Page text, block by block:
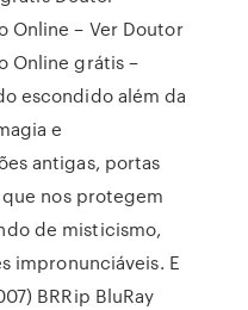
Online – Ver Doutor
Online grátis –
escondido além da
e
antigas, portas
nos protegem
de misticismo,
impronunciáveis. E
BRRip BluRay